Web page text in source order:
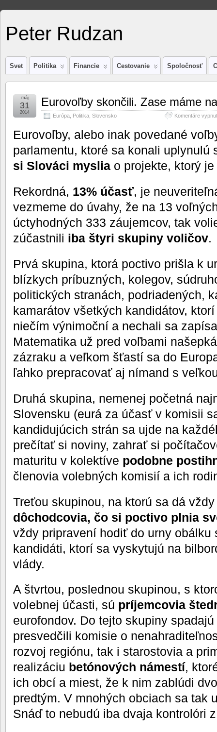
Peter Rudzan
Svet Politika Financie Cestovanie Spoločnosť
Eurovoľby skončili. Zase máme
Európa Politika Slovensko Komentáre
máj
31
2014
Eurovoľby, alebo inak povedané
parlamentu, ktoré sa konali
si Slováci myslia o projekte, ktorý
Rekordná, 13% účasť, je
vezmeme do úvahy, že na 13
úctyhodných 333 záujemcov, tak
zúčastnili iba štyri skupiny voličov.
Prvá skupina, ktorá poctivo prišla k
blízkych príbuzných, kolegov,
politických stranách, podriadených,
kamarátov všetkých kandidátov,
niečím výnimoční a nechali sa
Matematika už pred voľbami
zázraku a veľkom šťastí sa do
ľahko prepracovať aj nímand s
Druhá skupina, nemenej početná
Slovensku (eurá za účasť v komisii
kandidujúcich strán sa ujde na
prečítať si noviny, zahrať si
maturitu v kolektíve podobne
členovia volebných komisií a ich
Treťou skupinou, na ktorú sa dá
dôchodcovia, čo si poctivo plnia
vždy pripravení hodiť do urny obálku
kandidáti, ktorí sa vyskytujú na
vlády.
A štvrtou, poslednou skupinou, s
volebnej účasti, sú príjemcovia
eurofondov. Do tejto skupiny
presvedčili komisie o
rozvoj regiónu, tak i starostovia a
realizáciu betónových námestí,
ich obcí a miest, že k nim zablúdi
predtým. V mnohých obciach sa
Snáď to nebudú iba dvaja kontrolóri